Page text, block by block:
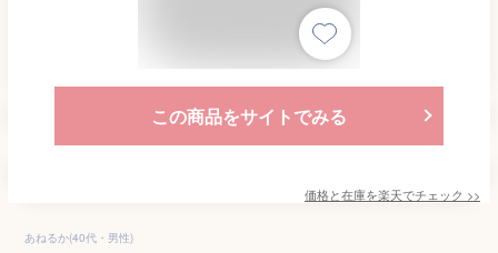
この商品をサイトでみる
価格と在庫を楽天でチェック >>
あねるか(40代・男性)